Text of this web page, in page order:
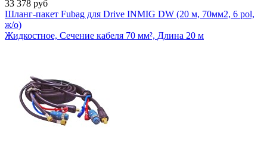
33 378 руб
Шланг-пакет Fubag для Drive INMIG DW (20 м, 70мм2, 6 pol,
ж/о)
Жидкостное, Сечение кабеля 70 мм², Длина 20 м